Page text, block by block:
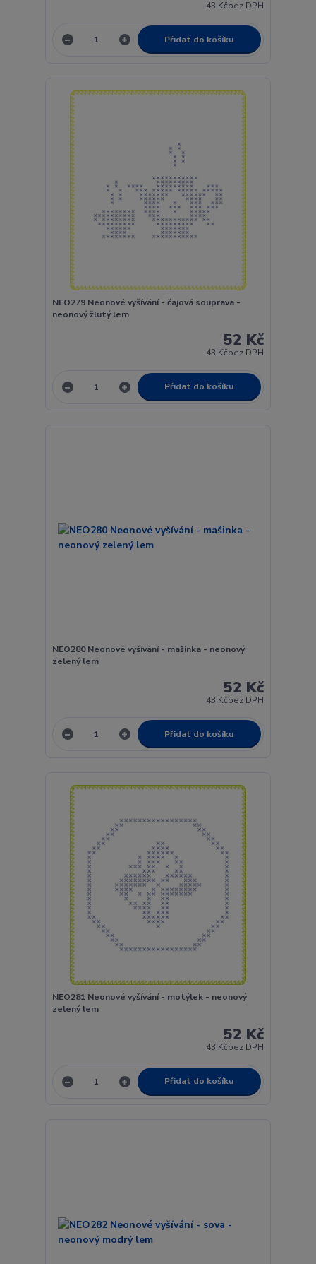
43 Kčbez DPH
Přidat do košíku
NEO279 Neonové vyšívání - čajová souprava -
neonový žlutý lem
52 Kč
43 Kčbez DPH
Přidat do košíku
NEO280 Neonové vyšívání - mašinka - neonový
zelený lem
52 Kč
43 Kčbez DPH
Přidat do košíku
NEO281 Neonové vyšívání - motýlek - neonový
zelený lem
52 Kč
43 Kčbez DPH
Přidat do košíku